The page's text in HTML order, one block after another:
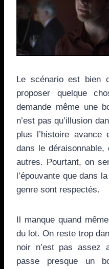
Le scénario est bien
proposer quelque
demande même une
n’est pas qu’illusion
plus l’histoire
dans le
autres. Pourtant, on
l’épouvante que dans
genre sont respectés.
Il manque quand
du lot. On reste trop
noir n’est pas assez
passe presque un